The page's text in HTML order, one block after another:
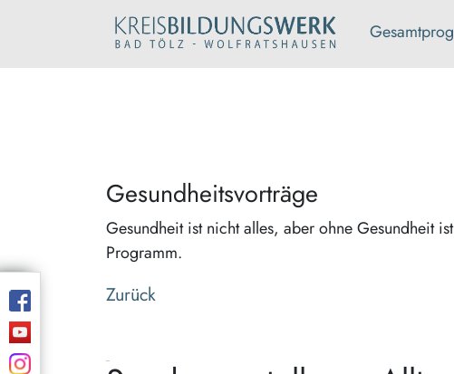
Gesundheitsvorträge
Gesundheit ist nicht alles, aber ohne Gesundheit
Programm.
Zurück